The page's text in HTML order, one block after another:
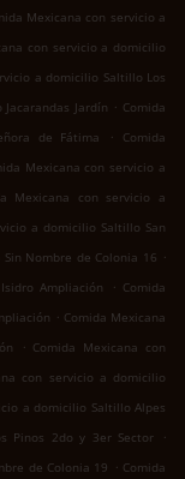
Mexicana con servicio a
con servicio a domicilio
a domicilio Saltillo Los
Jardín . Comida
de Fátima
.
Comida
Mexicana con servicio a
Mexicana con servicio a
a domicilio Saltillo San
Nombre de Colonia 16 .
Ampliación
. Comida
. Comida Mexicana
. Comida Mexicana con
con servicio a domicilio
a domicilio Saltillo Alpes
Pinos 2do y 3er Sector
.
de Colonia 19 . Comida